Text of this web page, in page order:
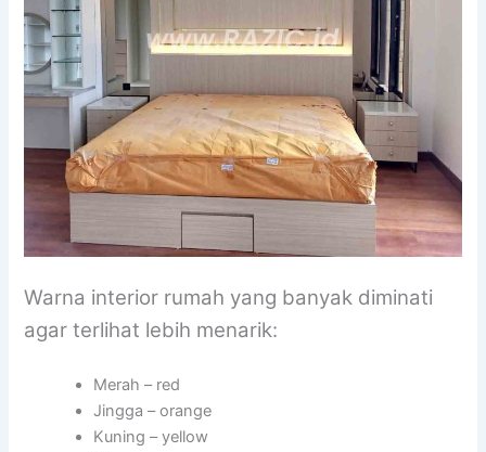
Warna interior rumah yang banyak diminati
agar terlihat lebih menarik:
Merah – red
Jingga – orange
Kuning – yellow